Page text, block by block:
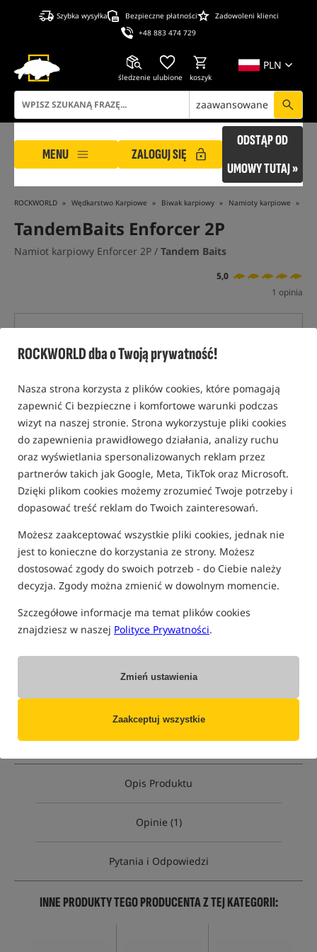
ROCKWORLD dba o Twoją prywatność!
Nasza strona korzysta z plików cookies, które pomagają
zapewnić Ci bezpieczne i komfortowe warunki podczas
wizyt na naszej stronie. Strona wykorzystuje pliki cookies
do zapewnienia prawidłowego działania, analizy ruchu
oraz wyświetlania spersonalizowanych reklam przez
partnerów takich jak Google, Meta, TikTok oraz Microsoft.
Dzięki plikom cookies możemy zrozumieć Twoje potrzeby i
dopasować treść reklam do Twoich zainteresowań.
Możesz zaakceptować wszystkie pliki cookies, jednak nie
jest to konieczne do korzystania ze strony. Możesz
dostosować zgody do swoich potrzeb - do Ciebie należy
decyzja. Zgody można zmienić w dowolnym momencie.
Szczegółowe informacje ma temat plików cookies
znajdziesz w naszej Polityce Prywatności.
Zmień ustawienia
Zaakceptuj wszystkie
Szybka wysyłka Bezpieczne płatności
Zadowoleni klienci
+48 883 474 729
PLN
śledzenie ulubione koszyk
zaawansowane
MENU ZALOGUJ SIĘ
ODSTĄP OD
UMOWY TUTAJ »
ROCKWORLD Wędkarstwo Karpiowe Biwak karpiowy Namioty karpiowe
TandemBaits Enforcer 2P
Namiot karpiowy Enforcer 2P / Tandem Baits
5,0
1 opinia
tylko produkty na "naszym magazynie"
(część opcji mogła zostać ukryta przez wybrany sposób filtrowania)
Opis Produktu
Opinie (1)
Pytania i Odpowiedzi
INNE PRODUKTY TEGO PRODUCENTA Z TEJ KATEGORII: